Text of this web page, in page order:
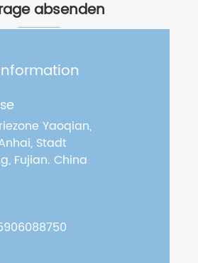
absenden
Yaoqian,
Stadt
Fujian. China